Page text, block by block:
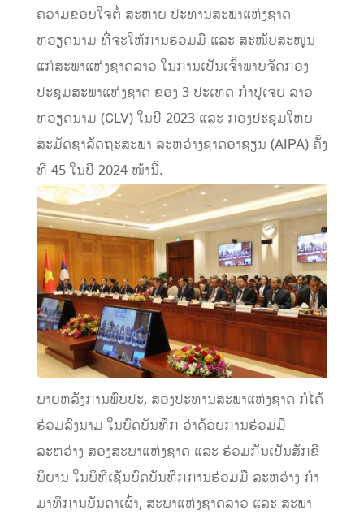
ຄວາມຂອບໃຈຕໍ່ ສະຫາຍ ປະທານສະພາແຫ່ງຊາດ
ຫວຽດນາມ ທີ່ຈະໃຫ້ການຮ່ວມມື ແລະ ສະໜັບສະໜູນ
ແກ່ສະພາແຫ່ງຊາດລາວ ໃນການເປັນເຈົ້າພາບຈັດກອງ
ປະຊຸມສະພາແຫ່ງຊາດ ຂອງ 3 ປະເທດ ກຳປູເຈຍ-ລາວ-
ຫວຽດນາມ (CLV) ໃນປີ 2023 ແລະ ກອງປະຊຸມໃຫຍ່
ສະມັດຊາລັດຖະສະພາ ລະຫວ່າງຊາດອາຊຽນ (AIPA) ຄັ້ງ
ທີ 45 ໃນປີ 2024 ໜ້ານີ້.
ພາຍຫລັງການພົບປະ, ສອງປະທານສະພາແຫ່ງຊາດ ກໍໄດ້
ຮ່ວມລົງນາມ ໃນບົດບັນທຶກ ວ່າດ້ວຍການຮ່ວມມື
ລະຫວ່າງ ສອງສະພາແຫ່ງຊາດ ແລະ ຮ່ວມກັນເປັນສັກຂີ
ພິຍານ ໃນພິທີເຊັນບົດບັນທຶກການຮ່ວມມື ລະຫວ່າງ ກໍາ
ມາທິການບັນດາເຜົ່າ, ສະພາແຫ່ງຊາດລາວ ແລະ ສະພາ